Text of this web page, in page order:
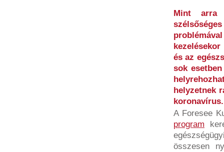
Mint arra
és az
sok
helyzetnek
koronavírus.
A Foresee
program
összesen